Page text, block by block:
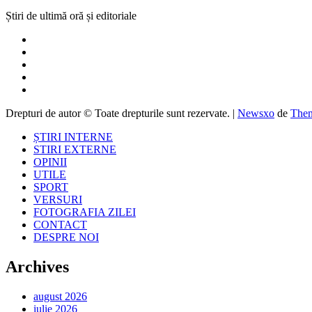
Știri de ultimă oră și editoriale
Drepturi de autor © Toate drepturile sunt rezervate. | Newsxo de
ȘTIRI INTERNE
STIRI EXTERNE
OPINII
UTILE
SPORT
VERSURI
FOTOGRAFIA ZILEI
CONTACT
DESPRE NOI
Archives
august 2026
iulie 2026